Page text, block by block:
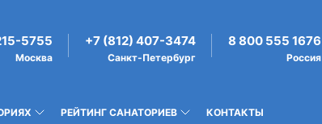
5755
Москва
+7 (812) 407-3474
Санкт-Петербург
8 800 555 1676
Россия
РЕЙТИНГ САНАТОРИЕВ КОНТАКТЫ